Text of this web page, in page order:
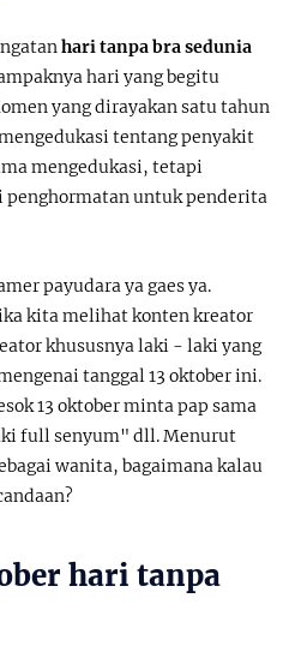
hari tanpa bra sedunia
hari yang begitu
yang dirayakan satu tahun
tentang penyakit
mengedukasi, tetapi
penghormatan untuk penderita
payudara ya gaes ya.
kita melihat konten kreator
khususnya laki - laki yang
tanggal 13 oktober ini.
13 oktober minta pap sama
full senyum" dll. Menurut
wanita, bagaimana kalau
hari tanpa